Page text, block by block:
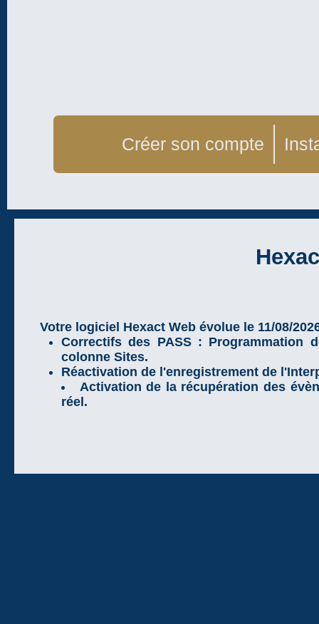
Créer son compte
Votre logiciel Hexact Web évolue le 11/08/
Correctifs des PASS : Programmation
colonne Sites.
Réactivation de l'enregistrement de
Activation de la récupération des
réel.